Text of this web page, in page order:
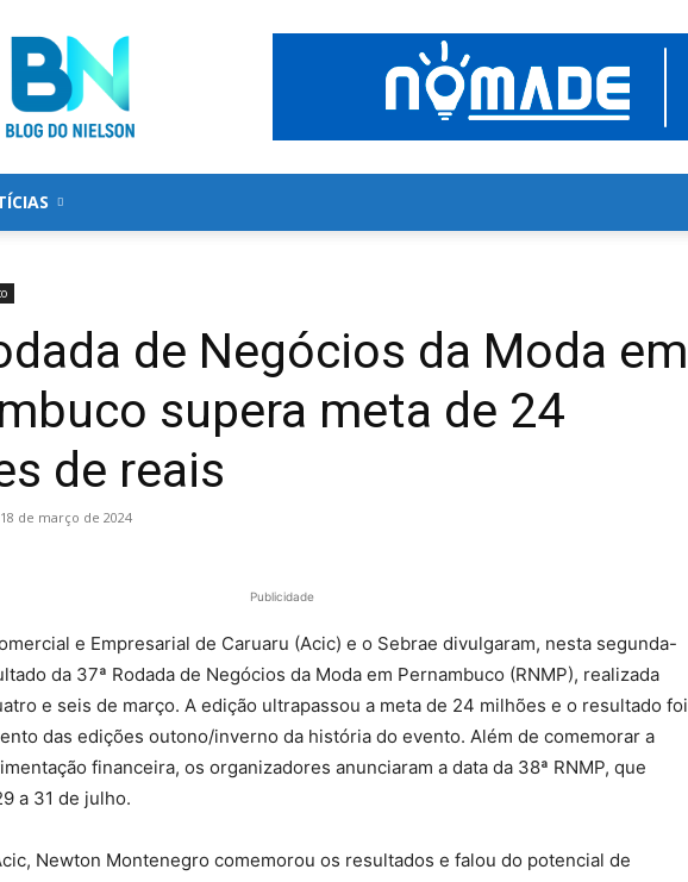
Blog
do
Nielson
de Negócios da Moda em
supera meta de 24
de reais
18 de março de 2024
Publicidade
e Empresarial de Caruaru (Acic) e o Sebrae divulgaram, nesta segunda-
da 37ª Rodada de Negócios da Moda em Pernambuco (RNMP), realizada
e seis de março. A edição ultrapassou a meta de 24 milhões e o resultado foi
das edições outono/inverno da história do evento. Além de comemorar a
financeira, os organizadores anunciaram a data da 38ª RNMP, que
a 31 de julho.
Newton Montenegro comemorou os resultados e falou do potencial de